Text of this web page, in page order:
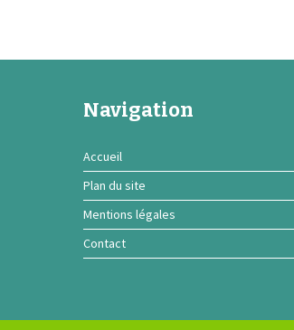
Navigation
Accueil
Plan du site
Mentions légales
Contact